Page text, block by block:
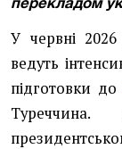
У червні
ведуть
підготовки до